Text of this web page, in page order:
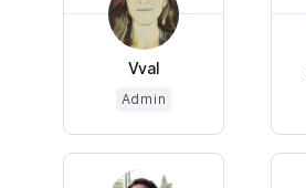
Vval
Admin